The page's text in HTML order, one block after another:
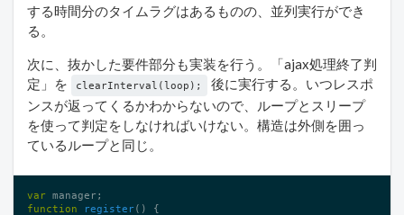
する時間分のタイムラグはあるものの、並列実行ができ
る。
次に、抜かした要件部分も実装を行う。「ajax処理終了判
定」を
clearInterval(loop);
後に実行する。いつレスポ
ンスが返ってくるかわからないので、ループとスリープ
を使って判定をしなければいけない。構造は外側を囲っ
ているループと同じ。
var
function
register()
{